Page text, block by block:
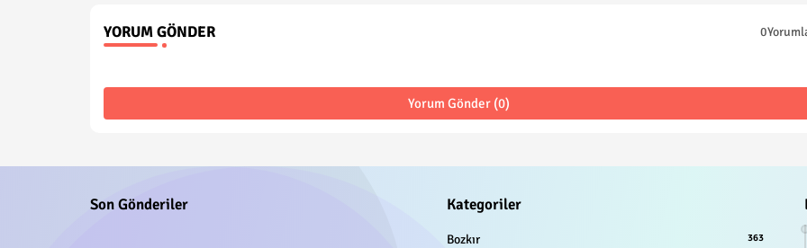
YORUM GÖNDER
Yorum Gönder (0)
Son Gönderiler Kategoriler
Bozkır 363